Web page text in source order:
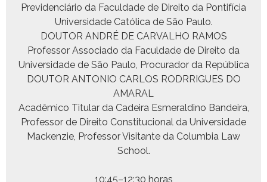
Prev­i­den­ciário da Fac­ul­dade de Dire­ito da Pon­tif­í­cia
Uni­ver­si­dade Católi­ca de São Paulo.
DOUTOR ANDRÉ DE CARVALHO RAMOS
Pro­fes­sor Asso­ci­a­do da Fac­ul­dade de Dire­ito da
Uni­ver­si­dade de São Paulo, Procu­rador da República
DOUTOR ANTONIO CARLOS RODRRIGUES DO
AMARAL
Acadêmi­co Tit­u­lar da Cadeira Esmeraldino Ban­deira,
Pro­fes­sor de Dire­ito Con­sti­tu­cional da Uni­ver­si­dade
Macken­zie, Pro­fes­sor Vis­i­tante da Colum­bia Law
School.
10:45–12:30 horas